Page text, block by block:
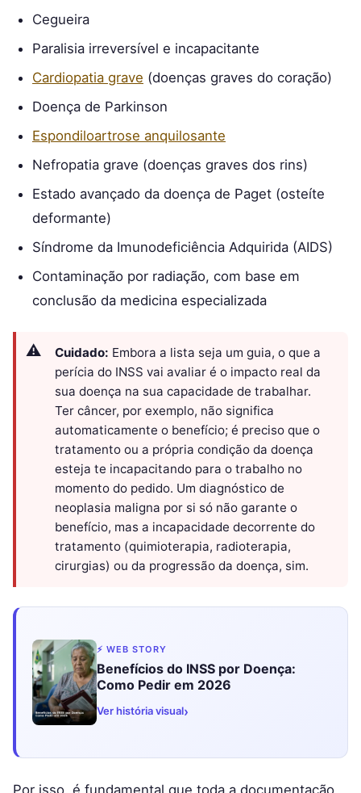
Cegueira
Paralisia irreversível e incapacitante
Cardiopatia grave (doenças graves do coração)
Doença de Parkinson
Espondiloartrose anquilosante
Nefropatia grave (doenças graves dos rins)
Estado avançado da doença de Paget (osteíte
deformante)
Síndrome da Imunodeficiência Adquirida (AIDS)
Contaminação por radiação, com base em
conclusão da medicina especializada
Cuidado: Embora a lista seja um guia, o que a
perícia do INSS vai avaliar é o impacto real da
sua doença na sua capacidade de trabalhar.
Ter câncer, por exemplo, não significa
automaticamente o benefício; é preciso que o
tratamento ou a própria condição da doença
esteja te incapacitando para o trabalho no
momento do pedido. Um diagnóstico de
neoplasia maligna por si só não garante o
benefício, mas a incapacidade decorrente do
tratamento (quimioterapia, radioterapia,
cirurgias) ou da progressão da doença, sim.
⚡ WEB STORY
Benefícios do INSS por Doença:
Como Pedir em 2026
Ver história visual›